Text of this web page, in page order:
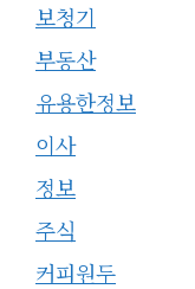
보청기
부동산
유용한정보
이사
정보
주식
커피원두